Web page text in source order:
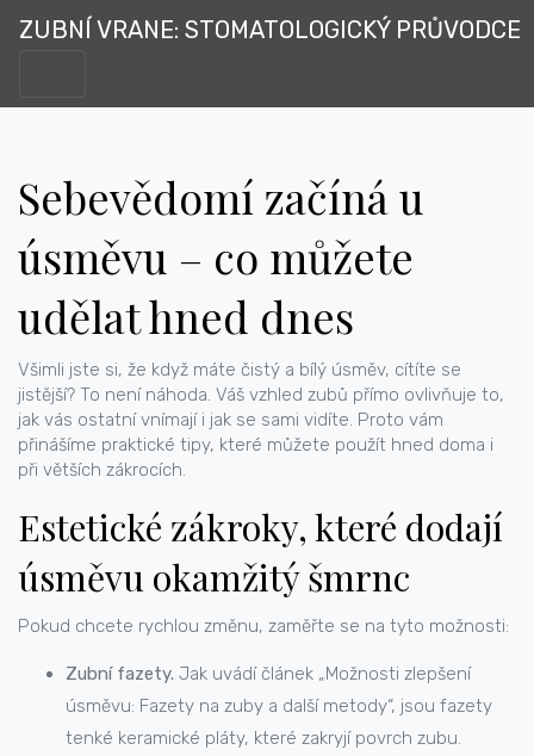
ZUBNÍ VRANE: STOMATOLOGICKÝ PRŮVODCE
Sebevědomí začíná u
úsměvu – co můžete
udělat hned dnes
Všimli jste si, že když máte čistý a bílý úsměv, cítíte se
jistější? To není náhoda. Váš vzhled zubů přímo ovlivňuje to,
jak vás ostatní vnímají i jak se sami vidíte. Proto vám
přinášíme praktické tipy, které můžete použít hned doma i
při větších zákrocích.
Estetické zákroky, které dodají
úsměvu okamžitý šmrnc
Pokud chcete rychlou změnu, zaměřte se na tyto možnosti:
Zubní fazety. Jak uvádí článek „Možnosti zlepšení
úsměvu: Fazety na zuby a další metody“, jsou fazety
tenké keramické pláty, které zakryjí povrch zubu.